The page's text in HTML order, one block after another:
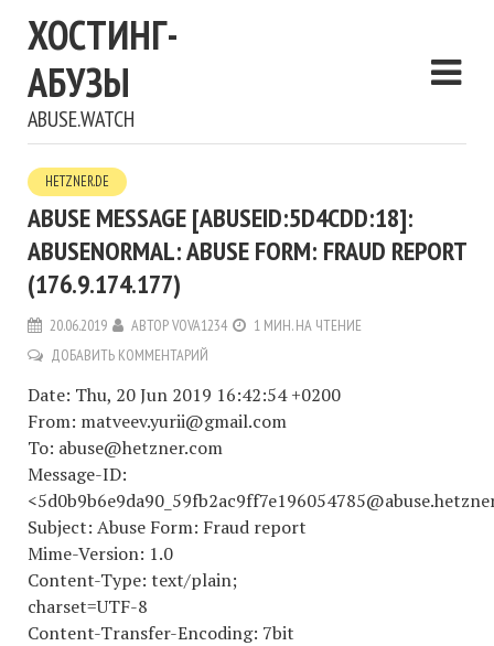
ХОСТИНГ-
АБУЗЫ
ABUSE.WATCH
HETZNER.DE
ABUSE MESSAGE [ABUSEID:5D4CDD:18]:
ABUSENORMAL: ABUSE FORM: FRAUD REPORT
(176.9.174.177)
20.06.2019 АВТОРVOVA1234
1 МИН. НА ЧТЕНИЕ
ДОБАВИТЬ КОММЕНТАРИЙ
Date: Thu, 20 Jun 2019 16:42:54 +0200
From: matveev.yurii@gmail.com
To: abuse@hetzner.com
Message-ID:
Subject: Abuse Form: Fraud report
Mime-Version: 1.0
Content-Type: text/plain;
charset=UTF-8
Content-Transfer-Encoding: 7bit